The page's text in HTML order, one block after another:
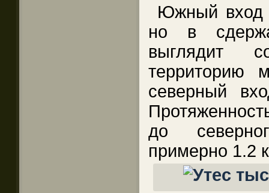
Южный вход
но в
выглядит
территорию
северный
до
примерно 1.2